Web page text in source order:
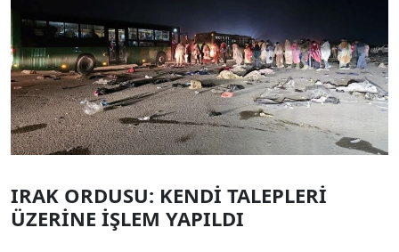
IRAK ORDUSU: KENDİ TALEPLERİ
ÜZERİNE İŞLEM YAPILDI